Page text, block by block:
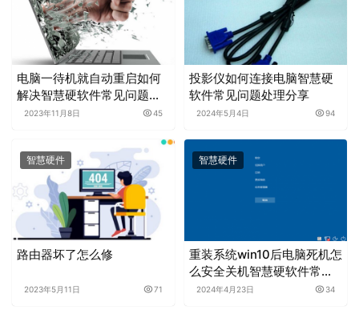
电脑一待机就自动重启如何
解决智慧硬软件常见问题处
理分享
2023年11月8日 45
投影仪如何连接电脑智慧硬
软件常见问题处理分享
2024年5月4日 94
智慧硬件
路由器坏了怎么修
2023年5月11日 71
智慧硬件
重装系统win10后电脑死机怎
么安全关机智慧硬软件常见
问题处理分享
2024年4月23日 34